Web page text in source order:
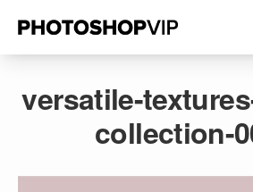
versatile-
collection-